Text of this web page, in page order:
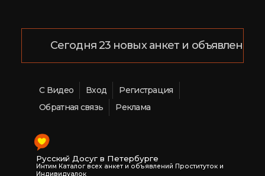
Сегодня 23 новых анкет и объявлений!
С Видео Вход
Регистрация
Обратная связь
Реклама